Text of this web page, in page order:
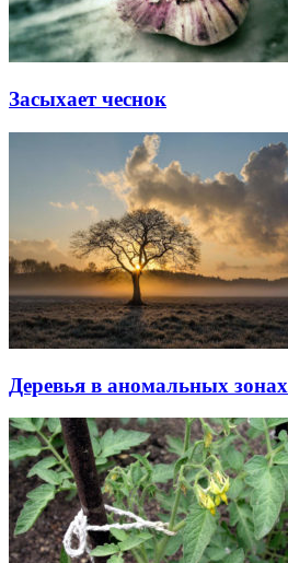
Засыхает чеснок
Деревья в аномальных зонах